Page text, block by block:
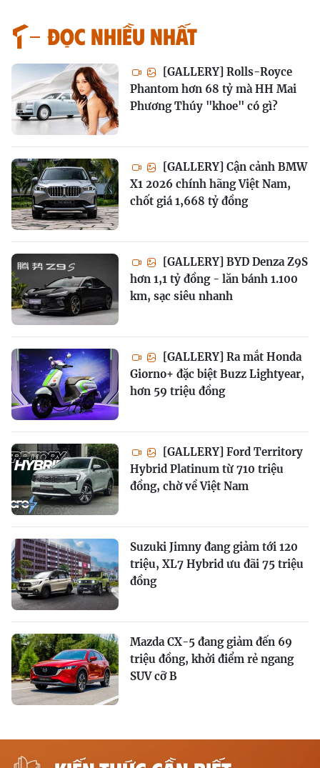
Đọc nhiều nhất
[GALLERY] Rolls-Royce
Phantom hơn 68 tỷ mà HH Mai
Phương Thúy "khoe" có gì?
[GALLERY] Cận cảnh BMW
X1 2026 chính hãng Việt Nam,
chốt giá 1,668 tỷ đồng
[GALLERY] BYD Denza Z9S
hơn 1,1 tỷ đồng - lăn bánh 1.100
km, sạc siêu nhanh
[GALLERY] Ra mắt Honda
Giorno+ đặc biệt Buzz Lightyear,
hơn 59 triệu đồng
[GALLERY] Ford Territory
Hybrid Platinum từ 710 triệu
đồng, chờ về Việt Nam
Suzuki Jimny đang giảm tới 120
triệu, XL7 Hybrid ưu đãi 75 triệu
đồng
Mazda CX-5 đang giảm đến 69
triệu đồng, khởi điểm rẻ ngang
SUV cỡ B